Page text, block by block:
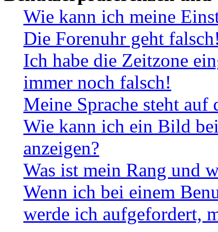
Wie kann ich meine
Die Forenuhr geht
Ich habe die Zeitzone
immer noch falsch!
Meine Sprache steht
Wie kann ich ein Bild
anzeigen?
Was ist mein Rang und
Wenn ich bei einem
werde ich aufgefordert,